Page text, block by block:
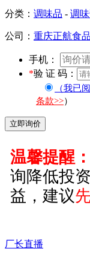
言咨
分类： 调味品 - 调
公司： 重庆正航食
手机：
*验 证 码：
（我已
条款>>）
温馨提醒：
询降低投
益，建议
厂长直播